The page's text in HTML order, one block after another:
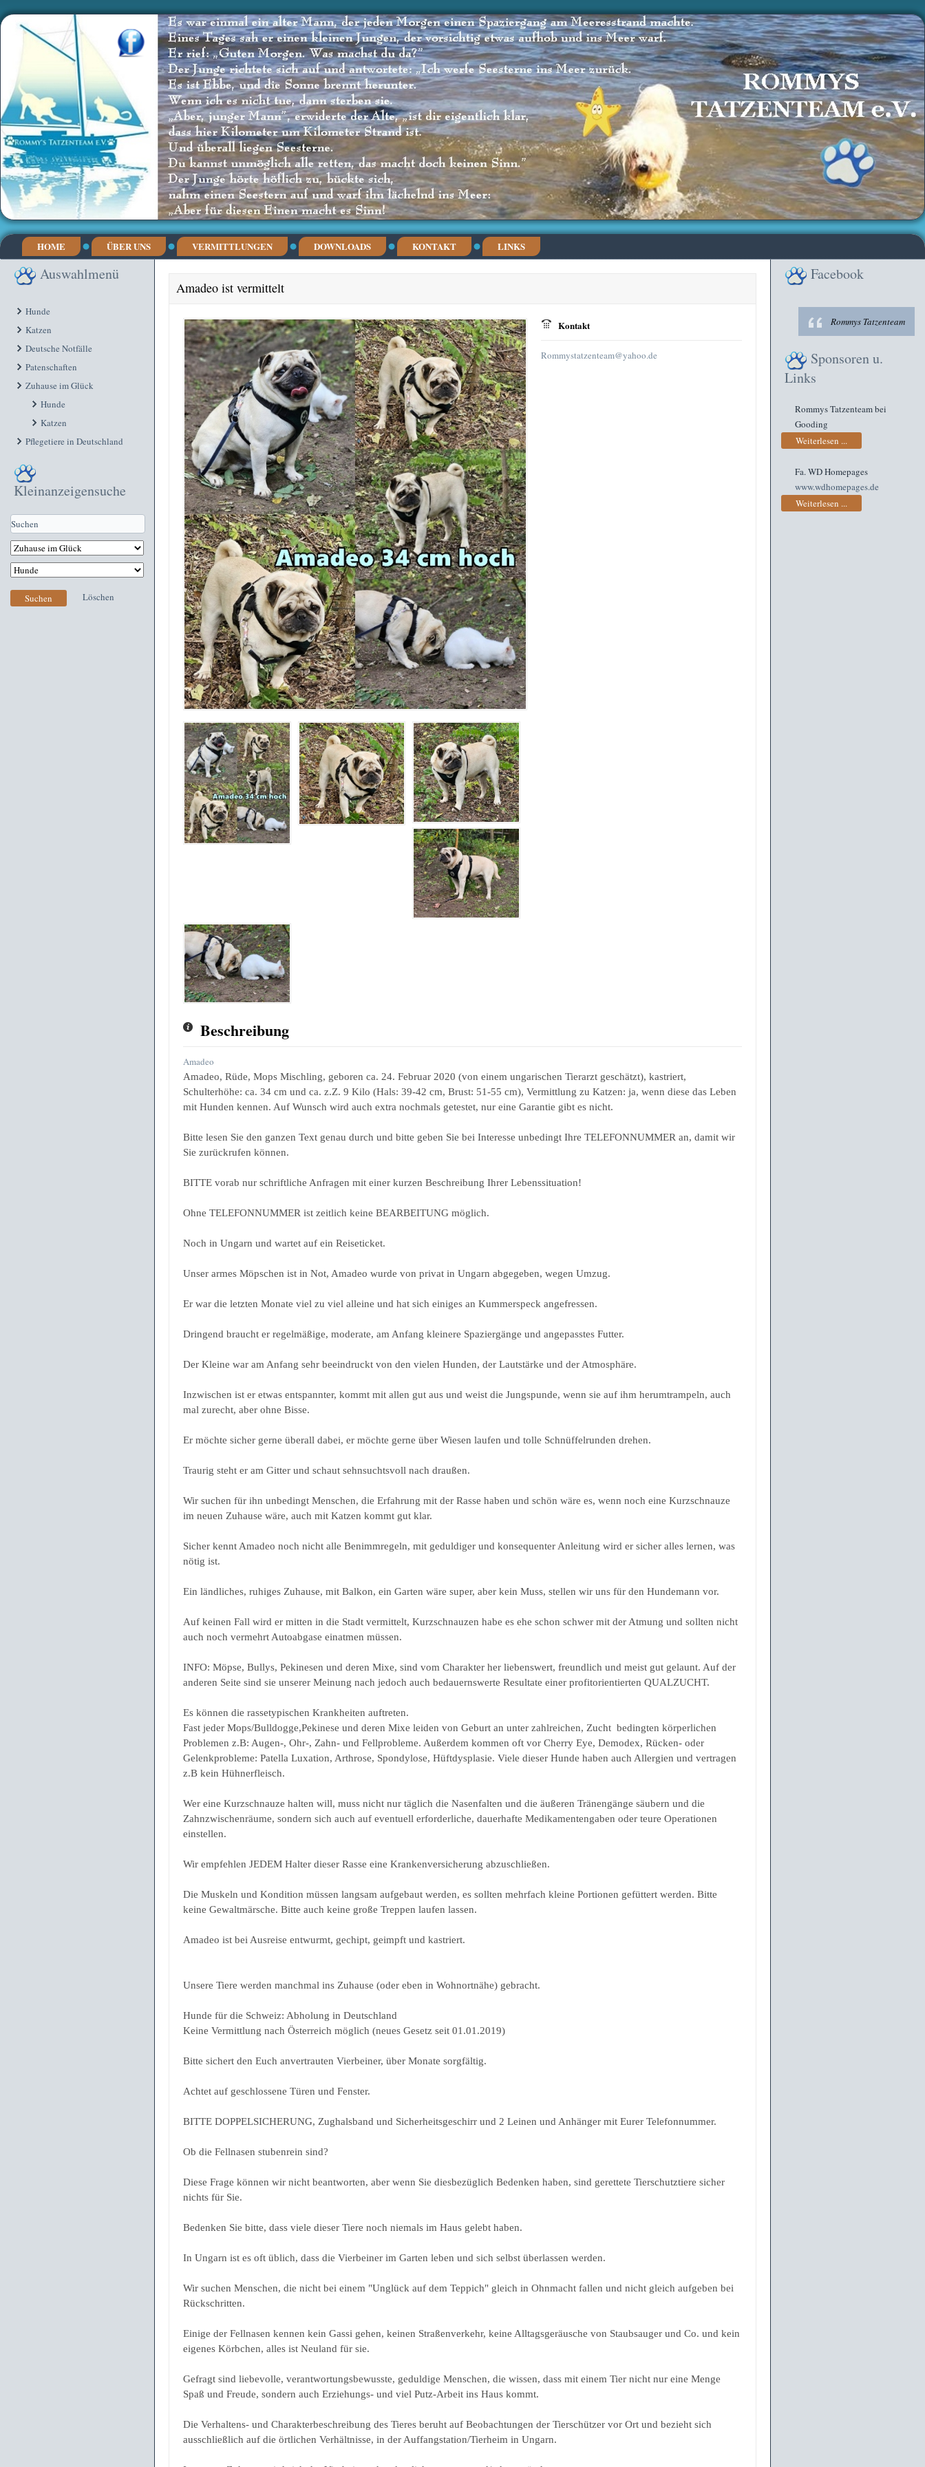
HOME ÜBER UNS VERMITTLUNGEN DOWNLOADS KONTAKT LINKS
Auswahlmenü
Hunde
Katzen
Deutsche Notfälle
Patenschaften
Zuhause im Glück
Hunde
Katzen
Pflegetiere in Deutschland
Kleinanzeigensuche
Suchen Löschen
Amadeo ist vermittelt
Kontakt
Rommystatzenteam@yahoo.de
Beschreibung
Amadeo
Amadeo, Rüde, Mops Mischling, geboren ca. 24. Februar 2020 (von einem ungarischen Tierarzt geschätzt), kastriert,
Schulterhöhe: ca. 34 cm und ca. z.Z. 9 Kilo (Hals: 39-42 cm, Brust: 51-55 cm), Vermittlung zu Katzen: ja, wenn diese das Leben
mit Hunden kennen. Auf Wunsch wird auch extra nochmals getestet, nur eine Garantie gibt es nicht.
Bitte lesen Sie den ganzen Text genau durch und bitte geben Sie bei Interesse unbedingt Ihre TELEFONNUMMER an, damit wir
Sie zurückrufen können.
BITTE vorab nur schriftliche Anfragen mit einer kurzen Beschreibung Ihrer Lebenssituation!
Ohne TELEFONNUMMER ist zeitlich keine BEARBEITUNG möglich.
Noch in Ungarn und wartet auf ein Reiseticket.
Unser armes Möpschen ist in Not, Amadeo wurde von privat in Ungarn abgegeben, wegen Umzug.
Er war die letzten Monate viel zu viel alleine und hat sich einiges an Kummerspeck angefressen.
Dringend braucht er regelmäßige, moderate, am Anfang kleinere Spaziergänge und angepasstes Futter.
Der Kleine war am Anfang sehr beeindruckt von den vielen Hunden, der Lautstärke und der Atmosphäre.
Inzwischen ist er etwas entspannter, kommt mit allen gut aus und weist die Jungspunde, wenn sie auf ihm herumtrampeln, auch
mal zurecht, aber ohne Bisse.
Er möchte sicher gerne überall dabei, er möchte gerne über Wiesen laufen und tolle Schnüffelrunden drehen.
Traurig steht er am Gitter und schaut sehnsuchtsvoll nach draußen.
Wir suchen für ihn unbedingt Menschen, die Erfahrung mit der Rasse haben und schön wäre es, wenn noch eine Kurzschnauze
im neuen Zuhause wäre, auch mit Katzen kommt gut klar.
Sicher kennt Amadeo noch nicht alle Benimmregeln, mit geduldiger und konsequenter Anleitung wird er sicher alles lernen, was
nötig ist.
Ein ländliches, ruhiges Zuhause, mit Balkon, ein Garten wäre super, aber kein Muss, stellen wir uns für den Hundemann vor.
Auf keinen Fall wird er mitten in die Stadt vermittelt, Kurzschnauzen habe es ehe schon schwer mit der Atmung und sollten nicht
auch noch vermehrt Autoabgase einatmen müssen.
INFO: Möpse, Bullys, Pekinesen und deren Mixe, sind vom Charakter her liebenswert, freundlich und meist gut gelaunt. Auf der
anderen Seite sind sie unserer Meinung nach jedoch auch bedauernswerte Resultate einer profitorientierten QUALZUCHT.
Es können die rassetypischen Krankheiten auftreten.
Fast jeder Mops/Bulldogge,Pekinese und deren Mixe leiden von Geburt an unter zahlreichen, Zucht bedingten körperlichen
Problemen z.B: Augen-, Ohr-, Zahn- und Fellprobleme. Außerdem kommen oft vor Cherry Eye, Demodex, Rücken- oder
Gelenkprobleme: Patella Luxation, Arthrose, Spondylose, Hüftdysplasie. Viele dieser Hunde haben auch Allergien und vertragen
z.B kein Hühnerfleisch.
Wer eine Kurzschnauze halten will, muss nicht nur täglich die Nasenfalten und die äußeren Tränengänge säubern und die
Zahnzwischenräume, sondern sich auch auf eventuell erforderliche, dauerhafte Medikamentengaben oder teure Operationen
einstellen.
Wir empfehlen JEDEM Halter dieser Rasse eine Krankenversicherung abzuschließen.
Die Muskeln und Kondition müssen langsam aufgebaut werden, es sollten mehrfach kleine Portionen gefüttert werden. Bitte
keine Gewaltmärsche. Bitte auch keine große Treppen laufen lassen.
Amadeo ist bei Ausreise entwurmt, gechipt, geimpft und kastriert.
Unsere Tiere werden manchmal ins Zuhause (oder eben in Wohnortnähe) gebracht.
Hunde für die Schweiz: Abholung in Deutschland
Keine Vermittlung nach Österreich möglich (neues Gesetz seit 01.01.2019)
Bitte sichert den Euch anvertrauten Vierbeiner, über Monate sorgfältig.
Achtet auf geschlossene Türen und Fenster.
BITTE DOPPELSICHERUNG, Zughalsband und Sicherheitsgeschirr und 2 Leinen und Anhänger mit Eurer Telefonnummer.
Ob die Fellnasen stubenrein sind?
Diese Frage können wir nicht beantworten, aber wenn Sie diesbezüglich Bedenken haben, sind gerettete Tierschutztiere sicher
nichts für Sie.
Bedenken Sie bitte, dass viele dieser Tiere noch niemals im Haus gelebt haben.
In Ungarn ist es oft üblich, dass die Vierbeiner im Garten leben und sich selbst überlassen werden.
Wir suchen Menschen, die nicht bei einem "Unglück auf dem Teppich" gleich in Ohnmacht fallen und nicht gleich aufgeben bei
Rückschritten.
Einige der Fellnasen kennen kein Gassi gehen, keinen Straßenverkehr, keine Alltagsgeräusche von Staubsauger und Co. und kein
eigenes Körbchen, alles ist Neuland für sie.
Gefragt sind liebevolle, verantwortungsbewusste, geduldige Menschen, die wissen, dass mit einem Tier nicht nur eine Menge
Spaß und Freude, sondern auch Erziehungs- und viel Putz-Arbeit ins Haus kommt.
Die Verhaltens- und Charakterbeschreibung des Tieres beruht auf Beobachtungen der Tierschützer vor Ort und bezieht sich
ausschließlich auf die örtlichen Verhältnisse, in der Auffangstation/Tierheim in Ungarn.
Facebook
Rommys Tatzenteam
Sponsoren u.
Links
Rommys Tatzenteam bei
Gooding
Weiterlesen ...
Fa. WD Homepages
www.wdhomepages.de
Weiterlesen ...